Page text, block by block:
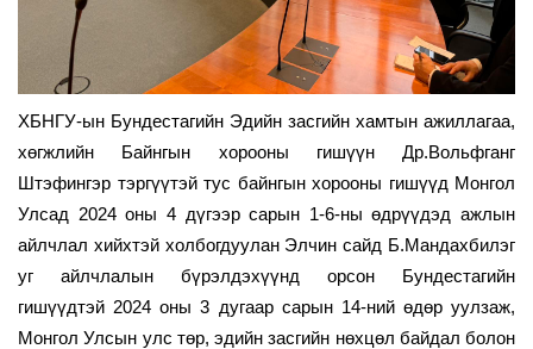
ХБНГУ-ын Бундестагийн Эдийн засгийн хамтын ажиллагаа,
хөгжлийн Байнгын хорооны гишүүн Др.Вольфганг
Штэфингэр тэргүүтэй тус байнгын хорооны гишүүд Монгол
Улсад 2024 оны 4 дүгээр сарын 1-6-ны өдрүүдэд ажлын
айлчлал хийхтэй холбогдуулан Элчин сайд Б.Мандахбилэг
уг айлчлалын бүрэлдэхүүнд орсон Бундестагийн
гишүүдтэй 2024 оны 3 дугаар сарын 14-ний өдөр уулзаж,
Монгол Улсын улс төр, эдийн засгийн нөхцөл байдал болон